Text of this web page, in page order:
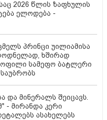
2026 წლის ზაფხულის
ელოდება -
პრინცი უილიამისა
ხშირად
სამეფო ბატლერი
და მინერალს შეიცავს.
- მირანდა კერი
ასახელებს